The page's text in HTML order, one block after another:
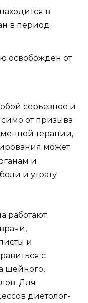
в
в период
освобожден от
серьезное и
от призыва
терапии,
может
и
и утрату
работают
и
с
шейного,
Для
диетолог-